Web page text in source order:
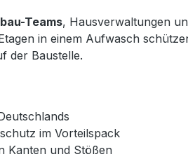
Teams, Hausverwaltungen
in einem Aufwasch
der Baustelle.
im Vorteilspack
Kanten und Stößen